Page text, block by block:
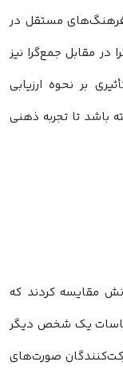
فرهنگ‌های مستقل در
در مقابل جمع‌گرا نیز
بر نحوه ارزیابی
باشد تا تجربه ذهنی
مقایسه کردند که
یک شخص دیگر
صورت‌های